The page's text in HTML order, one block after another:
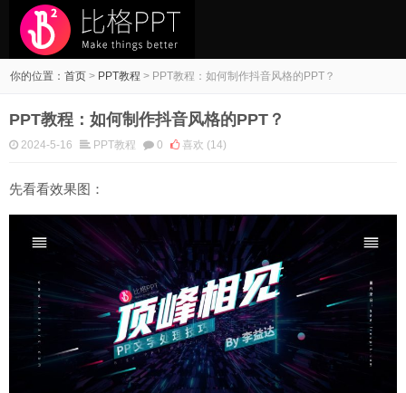
你的位置：首页 > PPT教程 > PPT教程：如何制作抖音风格的PPT？
PPT教程：如何制作抖音风格的PPT？
2024-5-16 PPT教程 0 喜欢 (14)
先看看效果图：